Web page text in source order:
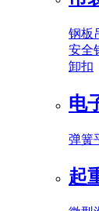
钢板
安全
卸扣
电
弹簧
起